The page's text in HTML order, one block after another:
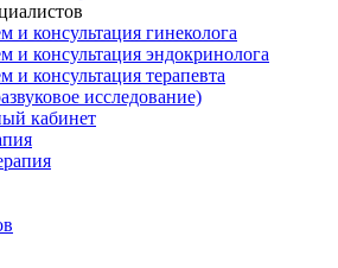
и консультация гинеколога
и консультация эндокринолога
и консультация терапевта
исследование)
кабинет